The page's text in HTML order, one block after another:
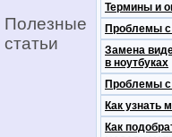
Полезные
статьи
Термины и
Проблемы с
Замена
в ноутбуках
Проблемы с
Как узнать
Как